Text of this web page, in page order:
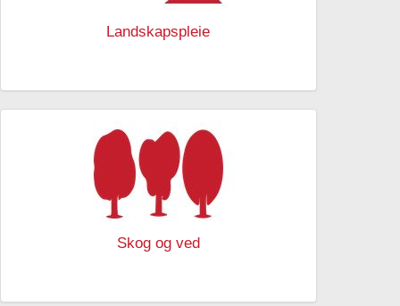
Landskapspleie
Skog og ved